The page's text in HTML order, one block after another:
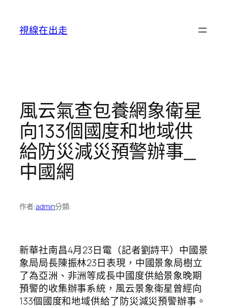
視線在出走
風云氣查包養網象衛星
向133個國度和地域供
給防災減災預警辦事_
中國網
作者:admin分類:
新華社南昌4月23日電（記者劉詩平）中國景
象局局長陳振林23日表現，中國景象局樹立
了為亞洲、非洲等成長中國度供給景象晚期
預警的收集辦事系統，風云景象衛星曾經向
133個國度和地域供給了防災減災預警辦事。